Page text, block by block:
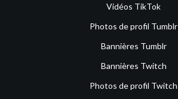
Vidéos TikTok
Photos de profil Tumblr
Bannières Tumblr
Bannières Twitch
Photos de profil Twitch